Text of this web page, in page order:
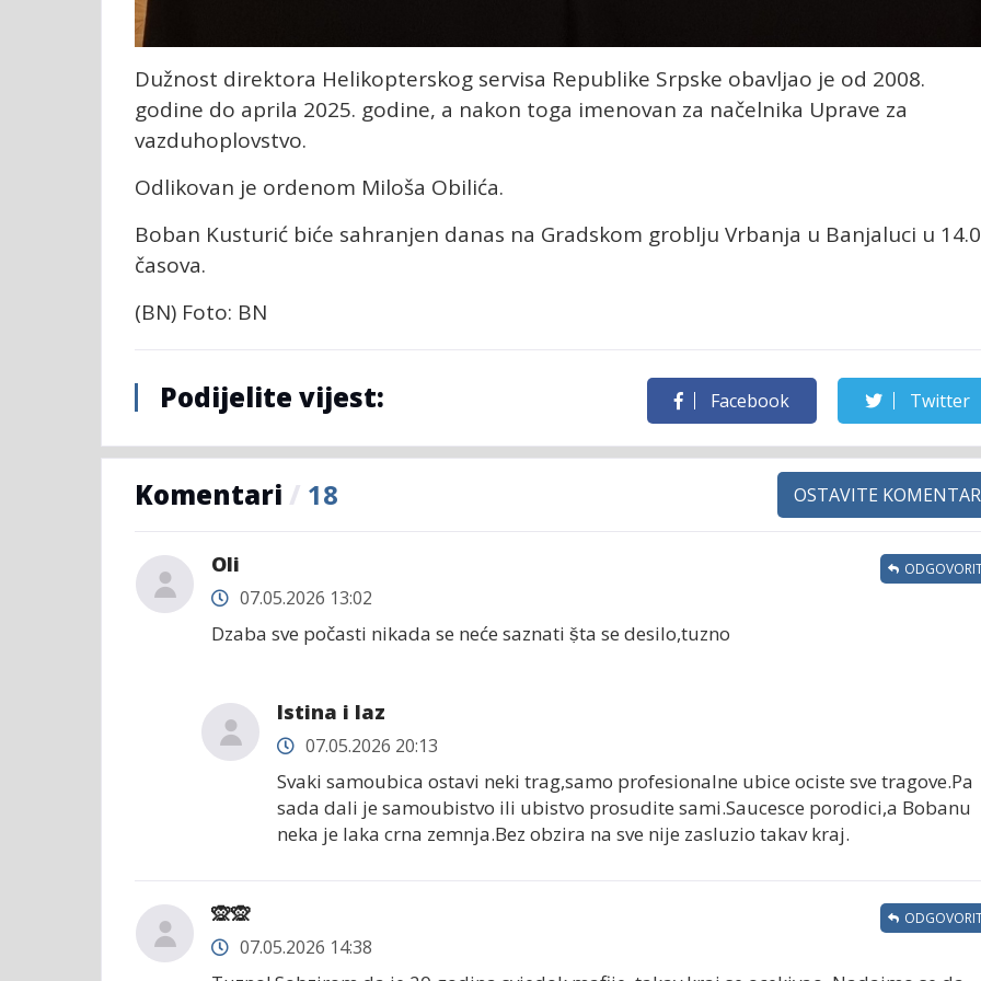
Dužnost direktora Helikopterskog servisa Republike Srpske obavljao je od 2008.
godine do aprila 2025. godine, a nakon toga imenovan za načelnika Uprave za
vazduhoplovstvo.
Odlikovan je ordenom Miloša Obilića.
Boban Kusturić biće sahranjen danas na Gradskom groblju Vrbanja u Banjaluci u
časova.
(BN) Foto: BN
Podijelite vijest: Facebook Twitter
Komentari / 18 OSTAVITE KOMENTAR
Oli
07.05.2026 13:02
Dzaba sve počasti nikada se neće saznati ṣ̌ta se desilo,tuzno
Istina i laz
07.05.2026 20:13
Svaki samoubica ostavi neki trag,samo profesionalne ubice ociste sve tragove.Pa
sada dali je samoubistvo ili ubistvo prosudite sami.Saucesce porodici,a Bobanu
neka je laka crna zemnja.Bez obzira na sve nije zasluzio takav kraj.
🙊🙊
07.05.2026 14:38